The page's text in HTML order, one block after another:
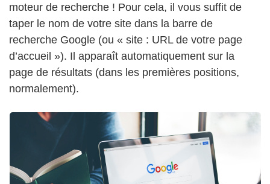
moteur de recherche ! Pour cela, il vous suffit de
taper le nom de votre site dans la barre de
recherche Google (ou « site : URL de votre page
d’accueil »). Il apparaît automatiquement sur la
page de résultats (dans les premières positions,
normalement).